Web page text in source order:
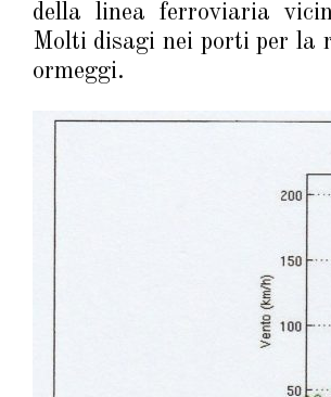
della linea ferroviaria
Molti disagi nei porti per la
ormeggi.